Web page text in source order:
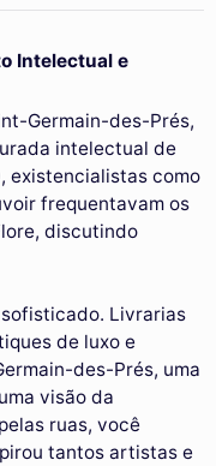
Intelectual e
Germain-des-Prés,
intelectual de
existencialistas como
frequentavam os
discutindo
Livrarias
de luxo e
des-Prés, uma
visão da
ruas, você
tantos artistas e